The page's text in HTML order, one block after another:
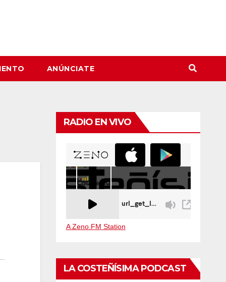
ANÚNCIATE
RADIO EN VIVO
A Zeno.FM Station
LA COSTEÑÍSIMA PODCAST